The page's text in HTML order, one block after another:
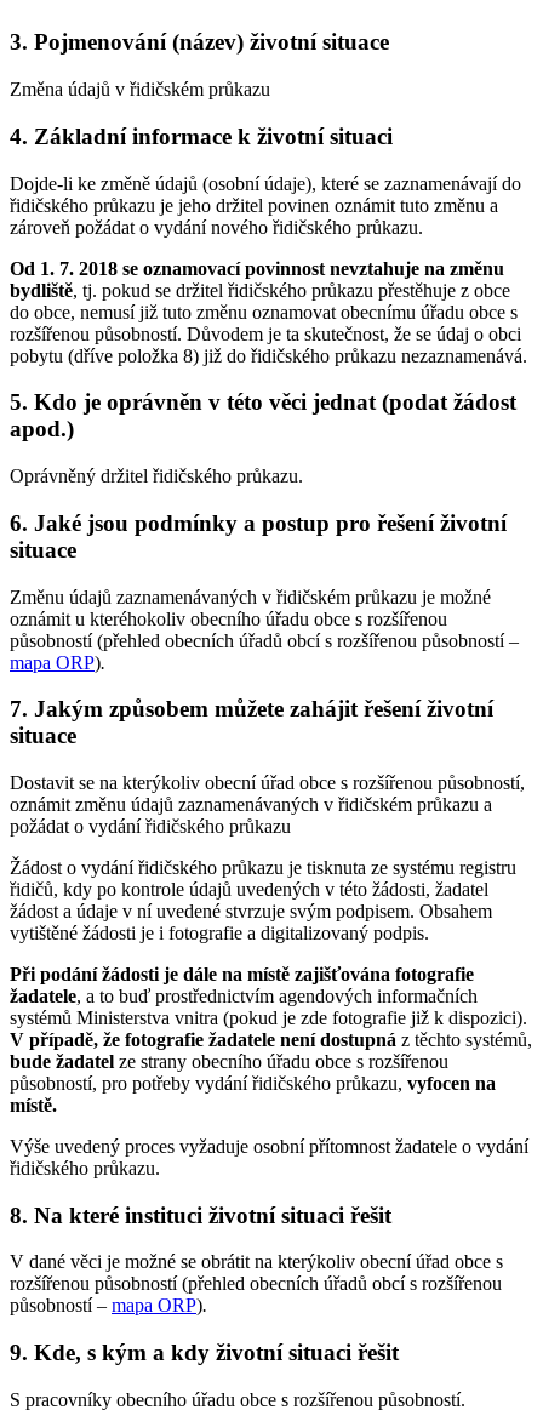
3. Pojmenování (název) životní situace
Změna údajů v řidičském průkazu
4. Základní informace k životní situaci
Dojde-li ke změně údajů (osobní údaje), které se zaznamenávají do
řidičského průkazu je jeho držitel povinen oznámit tuto změnu a
zároveň požádat o vydání nového řidičského průkazu.
Od 1. 7. 2018 se oznamovací povinnost nevztahuje na změnu
bydliště, tj. pokud se držitel řidičského průkazu přestěhuje z obce
do obce, nemusí již tuto změnu oznamovat obecnímu úřadu obce s
rozšířenou působností. Důvodem je ta skutečnost, že se údaj o obci
pobytu (dříve položka 8) již do řidičského průkazu nezaznamenává.
5. Kdo je oprávněn v této věci jednat (podat žádost
apod.)
Oprávněný držitel řidičského průkazu.
6. Jaké jsou podmínky a postup pro řešení životní
situace
Změnu údajů zaznamenávaných v řidičském průkazu je možné
oznámit u kteréhokoliv obecního úřadu obce s rozšířenou
působností (přehled obecních úřadů obcí s rozšířenou působností –
mapa ORP).
7. Jakým způsobem můžete zahájit řešení životní
situace
Dostavit se na kterýkoliv obecní úřad obce s rozšířenou působností,
oznámit změnu údajů zaznamenávaných v řidičském průkazu a
požádat o vydání řidičského průkazu
Žádost o vydání řidičského průkazu je tisknuta ze systému registru
řidičů, kdy po kontrole údajů uvedených v této žádosti, žadatel
žádost a údaje v ní uvedené stvrzuje svým podpisem. Obsahem
vytištěné žádosti je i fotografie a digitalizovaný podpis.
Při podání žádosti je dále na místě zajišťována fotografie
žadatele, a to buď prostřednictvím agendových informačních
systémů Ministerstva vnitra (pokud je zde fotografie již k dispozici).
V případě, že fotografie žadatele není dostupná z těchto systémů,
bude žadatel ze strany obecního úřadu obce s rozšířenou
působností, pro potřeby vydání řidičského průkazu, vyfocen na
místě.
Výše uvedený proces vyžaduje osobní přítomnost žadatele o vydání
řidičského průkazu.
8. Na které instituci životní situaci řešit
V dané věci je možné se obrátit na kterýkoliv obecní úřad obce s
rozšířenou působností (přehled obecních úřadů obcí s rozšířenou
působností – mapa ORP).
9. Kde, s kým a kdy životní situaci řešit
S pracovníky obecního úřadu obce s rozšířenou působností.